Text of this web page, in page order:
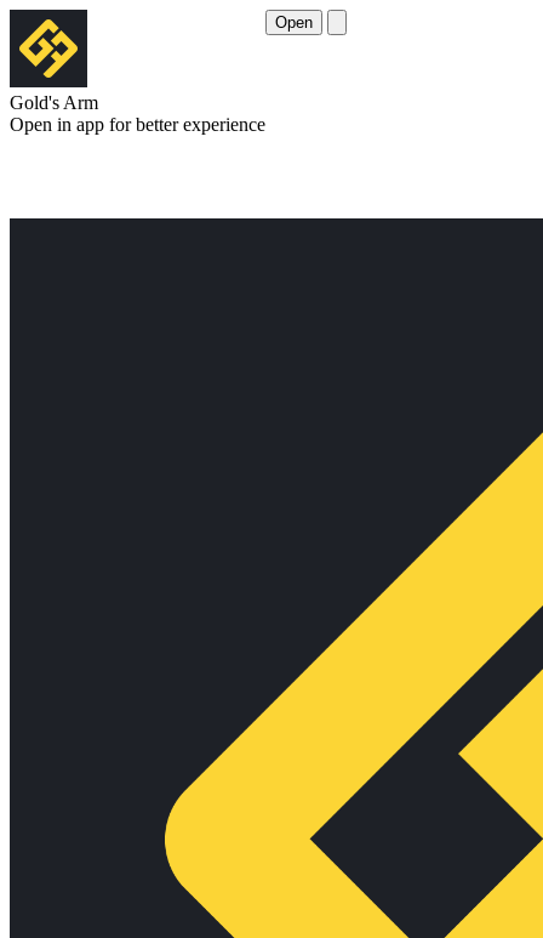
Gold's Arm
Open in app for better experience
Open